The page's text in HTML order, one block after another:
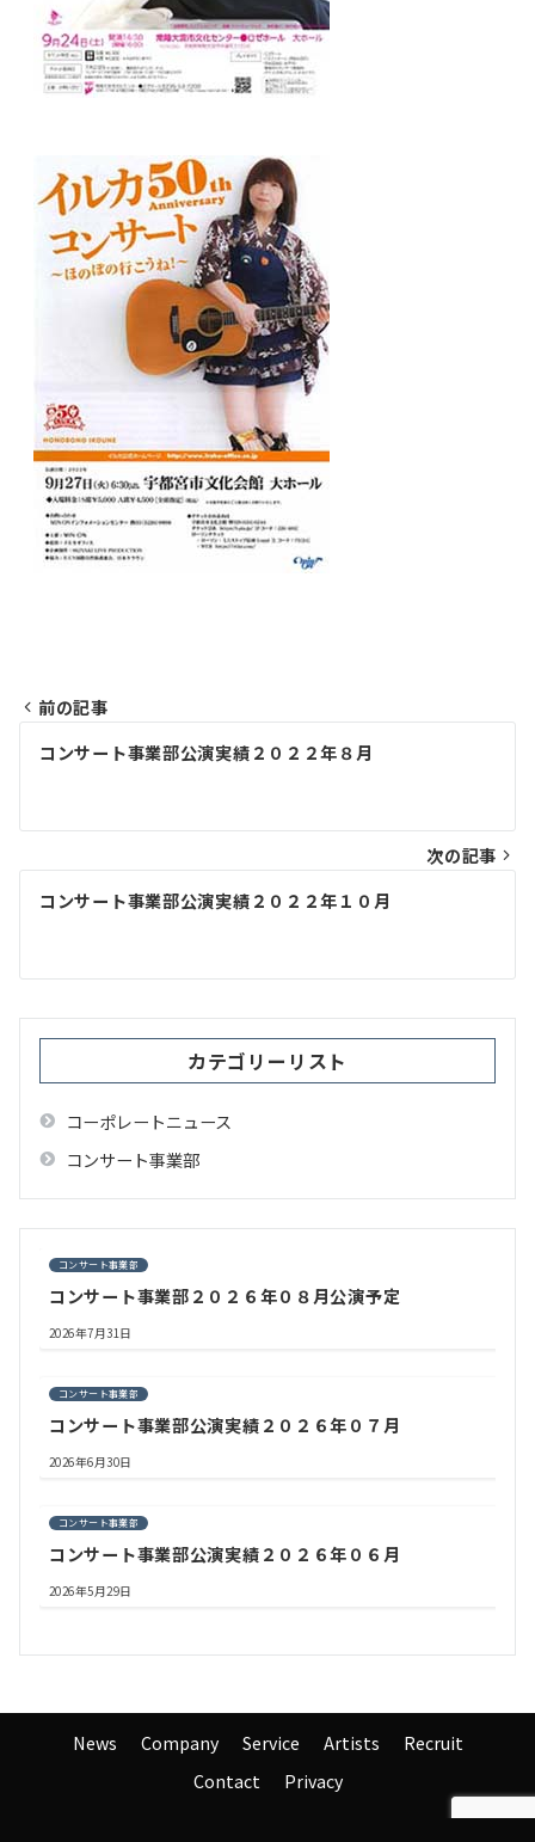
投
ナ
ビ
ゲ
シ
ョ
前の記事
コンサート事業部公演実績２０２２年８月
次の記事
コンサート事業部公演実績２０２２年１０月
カテゴリーリスト
コーポレートニュース
コンサート事業部
コンサート事業部
コンサート事業部２０２６年０８月公演予定
2026年7月31日
コンサート事業部
コンサート事業部公演実績２０２６年０７月
2026年6月30日
コンサート事業部
コンサート事業部公演実績２０２６年０６月
2026年5月29日
News Company Service Artists
Recruit
Contact
Privacy